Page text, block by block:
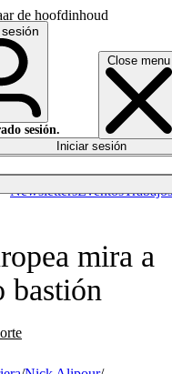
de hoofdinhoud
Close menu
NewslettersEventosTrabajos
sesión.
Iniciar sesión
mira a
bastión